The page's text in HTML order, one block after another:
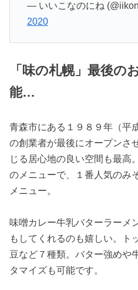
— いいこなのにね
2020
「味の札幌」最後の
能…
青森市にある１９８９年（平
の創業者が最後にオープンさ
じる居心地の良い空間も最高
のメニューで、１番人気のみ
メニュー。
味噌カレー牛乳バターラーメ
もしてくれるのも嬉しい。ト
豆など７種類。バター強めや
タマイズも可能です。